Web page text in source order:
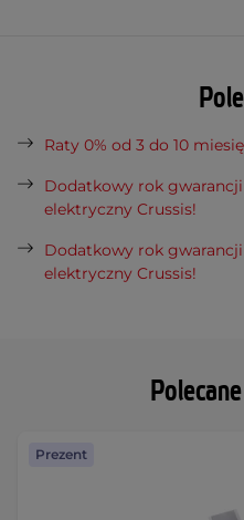
Prezent
Raty 0% od 3 do 10
Dodatkowy rok
elektryczny Crussis!
Dodatkowy rok
elektryczny Crussis!